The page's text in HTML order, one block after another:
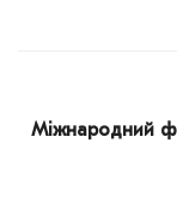
Міжнародний